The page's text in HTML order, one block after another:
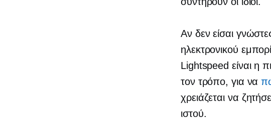
Αν δεν είσαι
ηλεκτρονικού
Lightspeed είναι η
τον τρόπο, για να
χρειάζεται να
ιστού.